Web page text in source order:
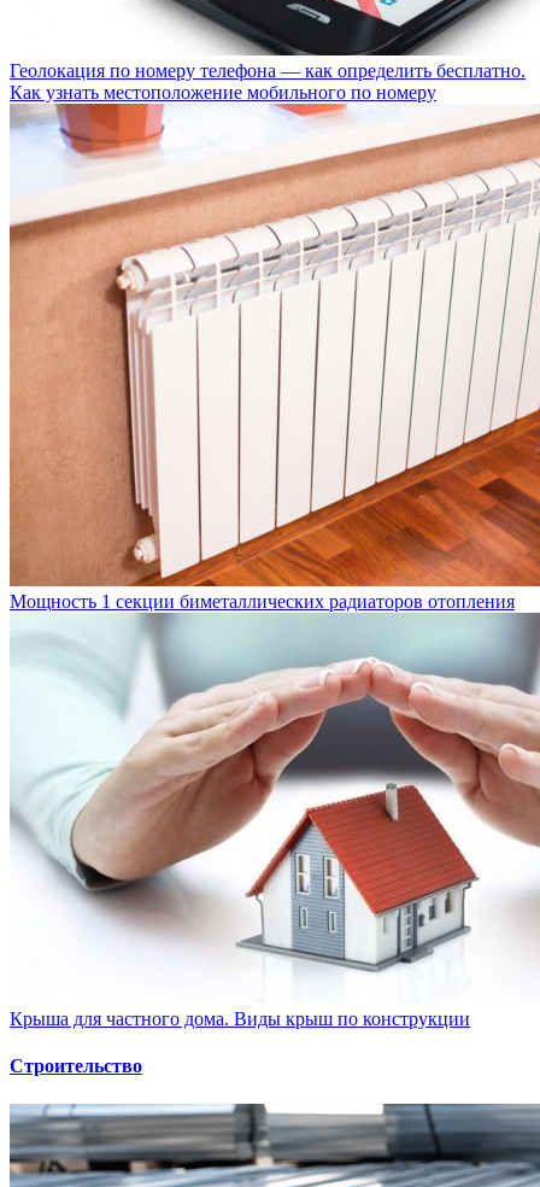
Геолокация по номеру телефона — как определить бесплатно.
Как узнать местоположение мобильного по номеру
Мощность 1 секции биметаллических радиаторов отопления
Крыша для частного дома. Виды крыш по конструкции
Строительство